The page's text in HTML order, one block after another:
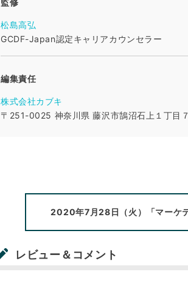
監修
松島高弘
GCDF-Japan認定キャリアカウンセラー
編集責任
株式会社カブキ
〒251-0025 神奈川県 藤沢市鵠沼石上１丁目
2020年7月28日（火）「マーケ
レビュー＆コメント